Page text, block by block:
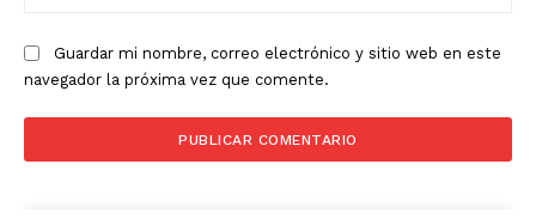
Guardar mi nombre, correo electrónico y sitio web en este
navegador la próxima vez que comente.